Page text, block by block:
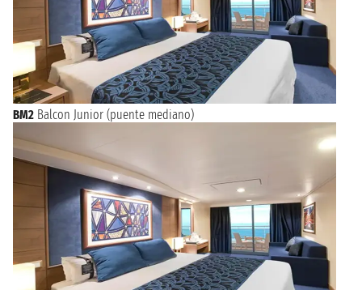
BM2 Balcon Junior (puente mediano)